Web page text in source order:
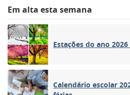
Em alta esta semana
Estações do ano
Calendário escolar